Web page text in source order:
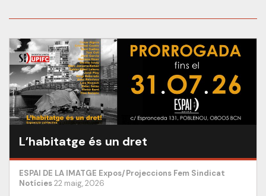
L’habitatge és un dret
ESPAI DE LA IMATGE Expos/Projeccions Fem Sindicat
Notícies22 maig, 2026